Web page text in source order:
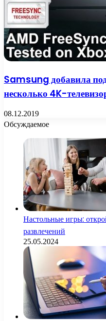
Samsung добавила
несколько 4K-
08.12.2019
Обсуждаемое
Настольные игры:
развлечений
25.05.2024